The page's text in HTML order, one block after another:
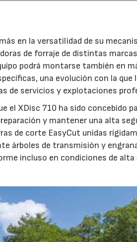
en la versatilidad de su
de forraje de distintas
podrá montarse también en
una evolución con la
de servicios y explotaciones
el XDisc 710 ha sido concebido
y mantener una alta
de corte EasyCut unidas
árboles de transmisión y
incluso en condiciones de